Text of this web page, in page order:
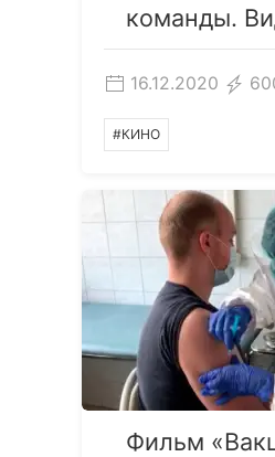
команды.
16.12.2020
#КИНО
Фильм